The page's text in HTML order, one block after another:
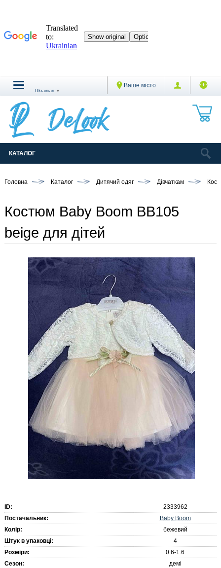
Ваше місто
Ukrainian ▼
КАТАЛОГ
Головна Каталог Дитячий одяг Дівчаткам
Костюм Baby Boom BB105
beige для дітей
ID:
2333962
Постачальник:
Baby Boom
Колір:
бежевий
Штук в упаковці:
4
Розміри:
0.6-1.6
Сезон:
демі